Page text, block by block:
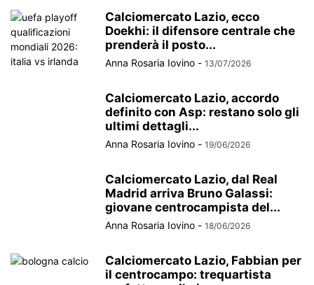
Calciomercato Lazio, ecco
Doekhi: il difensore centrale che
prenderà il posto...
Anna Rosaria Iovino - 13/07/2026
Calciomercato Lazio, accordo
definito con Asp: restano solo gli
ultimi dettagli...
Anna Rosaria Iovino - 19/06/2026
Calciomercato Lazio, dal Real
Madrid arriva Bruno Galassi:
giovane centrocampista del...
Anna Rosaria Iovino - 18/06/2026
Calciomercato Lazio, Fabbian per
il centrocampo: trequartista